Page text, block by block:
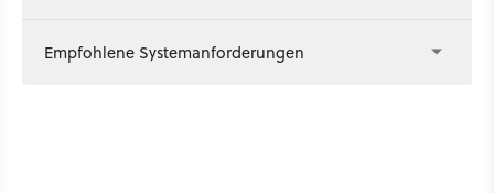
Empfohlene Systemanforderungen